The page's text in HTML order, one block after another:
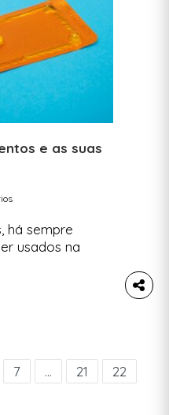
e as suas
há sempre
usados na
frascos e blisters
7 … 21
22